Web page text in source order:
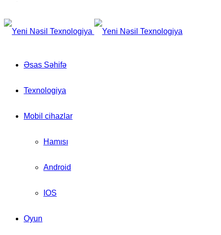
Əsas Səhifə
Texnologiya
Mobil cihazlar
Hamısı
Android
IOS
Oyun